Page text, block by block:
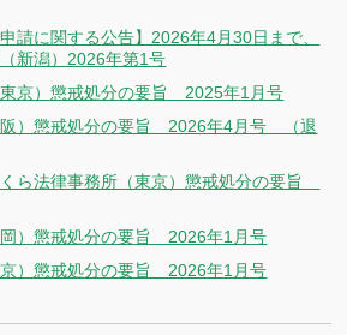
請に関する公告】2026年4月30日まで、
新潟）2026年第1号
京）懲戒処分の要旨 2025年1月号
阪）懲戒処分の要旨 2026年4月号 （退
ら法律事務所（東京）懲戒処分の要旨
）懲戒処分の要旨 2026年1月号
）懲戒処分の要旨 2026年1月号